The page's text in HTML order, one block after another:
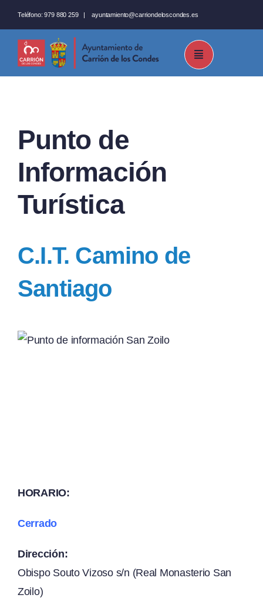
al
contenido
Teléfono: 979 880 259 |ayuntamiento@carriondeloscondes.es
Punto de
Información
Turística
C.I.T. Camino de
Santiago
HORARIO:
Cerrado
Dirección:
Obispo Souto Vizoso s/n (Real Monasterio San
Zoilo)